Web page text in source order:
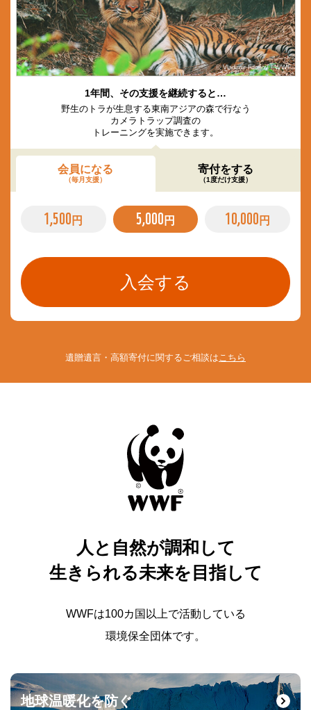
© Vladimir Filonov / WWF
1年間、その支援を継続すると…
野生のトラが生息する東南アジアの森で行なう
カメラトラップ調査の
トレーニングを実施できます。
会員になる
（毎月支援）
寄付をする
（1度だけ支援）
1,500 円 5,000 円 10,000 円
遺贈遺言・高額寄付に関するご相談はこちら
人と自然が調和して
生きられる未来を目指して
WWFは100カ国以上で活動している
環境保全団体です。
地球温暖化を防ぐ